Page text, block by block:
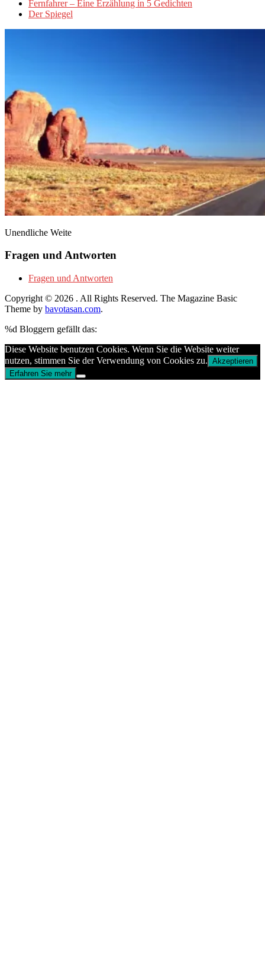
Fernfahrer – Eine Erzählung in 5 Gedichten
Der Spiegel
Unendliche Weite
Fragen und Antworten
Fragen und Antworten
Copyright © 2026 . All Rights Reserved. The Magazine Basic
Theme by bavotasan.com.
%d Bloggern gefällt das:
Diese Website benutzen Cookies. Wenn Sie die Website weiter
nutzen, stimmen Sie der Verwendung von Cookies zu. Akzeptieren
Erfahren Sie mehr